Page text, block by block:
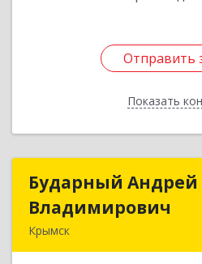
Отправить
Показать
Отправить
Назад
Бударный Андрей
Владимирович
Крымск